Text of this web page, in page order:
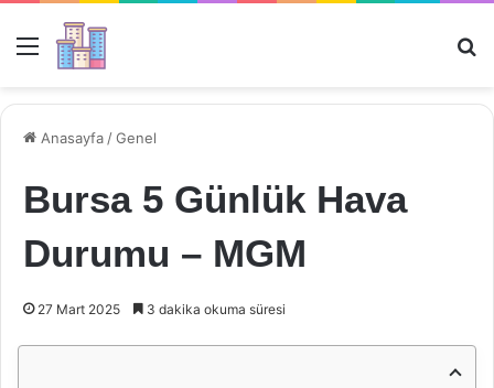
Menü
Anasayfa /Genel
Bursa 5 Günlük Hava
Durumu – MGM
27 Mart 2025 3 dakika okuma süresi